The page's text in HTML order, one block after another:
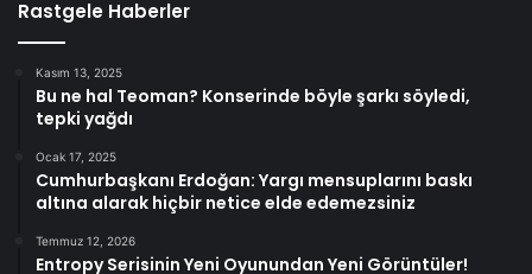
Rastgele Haberler
Kasım 13, 2025
Bu ne hal Teoman? Konserinde böyle şarkı söyledi,
tepki yağdı
Ocak 17, 2025
Cumhurbaşkanı Erdoğan: Yargı mensuplarını baskı
altına alarak hiçbir netice elde edemezsiniz
Temmuz 12, 2026
Entropy Serisinin Yeni Oyunundan Yeni Görüntüler!